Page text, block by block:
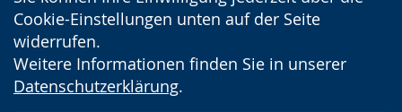
Cookie-Einstellungen unten auf der Seite
widerrufen.
Weitere Informationen finden Sie in unserer
Datenschutzerklärung.